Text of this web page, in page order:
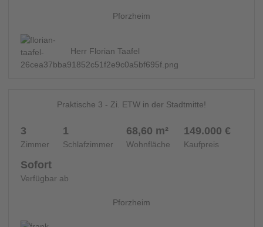
Pforzheim
Herr Florian Taafel
Praktische 3 - Zi. ETW in der Stadtmitte!
3
Zimmer
1
Schlafzimmer
68,60 m²
Wohnfläche
149.000 €
Kaufpreis
Sofort
Verfügbar ab
Pforzheim